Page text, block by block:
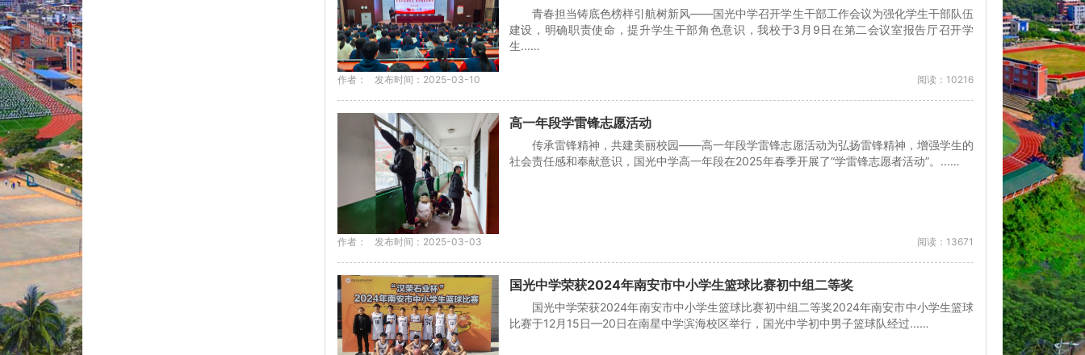
青春担当铸底色榜样引航树新风——国光中学召开学生干部工作会议为强化学生干部队伍
建设，明确职责使命，提升学生干部角色意识，我校于3月9日在第二会议室报告厅召开学
生...…
作者： 发布时间：2025-03-10 阅读：10216
高一年段学雷锋志愿活动
传承雷锋精神，共建美丽校园——高一年段学雷锋志愿活动为弘扬雷锋精神，增强学生的
社会责任感和奉献意识，国光中学高一年段在2025年春季开展了“学雷锋志愿者活动”。...…
作者： 发布时间：2025-03-03 阅读：13671
国光中学荣获2024年南安市中小学生篮球比赛初中组二等奖
国光中学荣获2024年南安市中小学生篮球比赛初中组二等奖2024年南安市中小学生篮球
比赛于12月15日—20日在南星中学滨海校区举行，国光中学初中男子篮球队经过...…